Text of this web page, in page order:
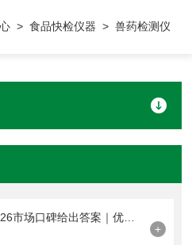
>食品快检仪器 > 兽药检测仪
兽药残留检测仪怎么选？2026市场口碑给出答案｜优云谱上榜
+